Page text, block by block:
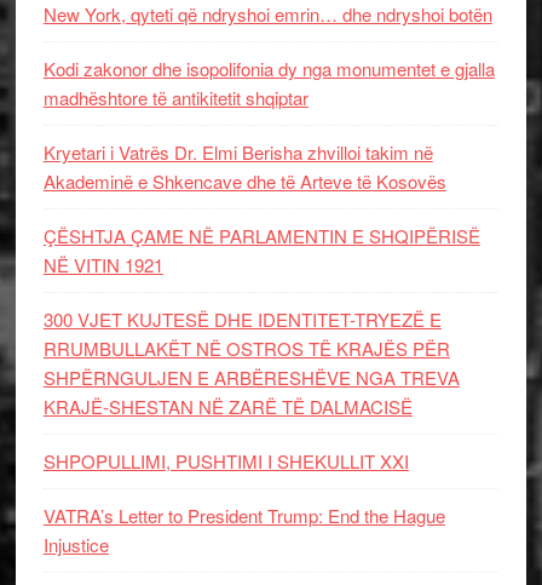
New York, qyteti që ndryshoi emrin… dhe ndryshoi botën
Kodi zakonor dhe isopolifonia dy nga monumentet e gjalla
madhështore të antikitetit shqiptar
Kryetari i Vatrës Dr. Elmi Berisha zhvilloi takim në
Akademinë e Shkencave dhe të Arteve të Kosovës
ÇËSHTJA ÇAME NË PARLAMENTIN E SHQIPËRISË
NË VITIN 1921
300 VJET KUJTESË DHE IDENTITET-TRYEZË E
RRUMBULLAKËT NË OSTROS TË KRAJËS PËR
SHPËRNGULJEN E ARBËRESHËVE NGA TREVA
KRAJË-SHESTAN NË ZARË TË DALMACISË
SHPOPULLIMI, PUSHTIMI I SHEKULLIT XXI
VATRA’s Letter to President Trump: End the Hague
Injustice